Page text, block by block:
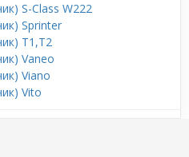
S-Class W222
Sprinter
T1,T2
Vaneo
Viano
Vito